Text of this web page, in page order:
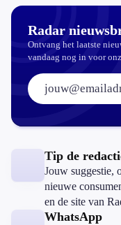
Radar
Ontvang het laatste
vandaag nog in voor
E-mailadres:
Tip de
Jouw suggestie,
nieuwe
en de site van
WhatsApp